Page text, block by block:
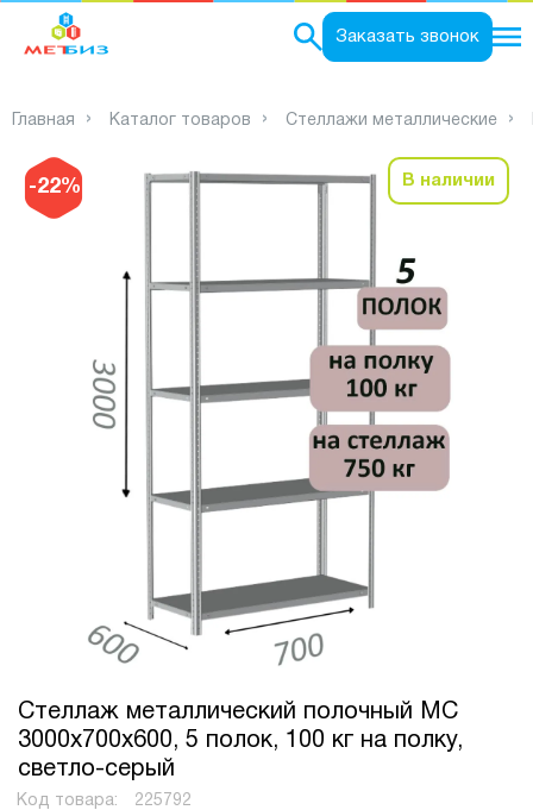
Заказать звонок
Главная Каталог товаров Стеллажи металлические
-22% В наличии
Стеллаж металлический полочный МС
3000х700х600, 5 полок, 100 кг на полку,
светло-серый
Код товара: 225792